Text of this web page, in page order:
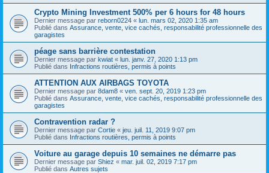
Crypto Mining Investment 500% per 6 hours for 48 hours
Dernier message par reborn0224 « lun. mars 02, 2020 1:35 am
Publié dans Assurance, vente, vice cachés, responsabilité professionnelle des
garagistes
péage sans barrière contestation
Dernier message par kwiat « lun. janv. 27, 2020 1:13 pm
Publié dans Infractions routières, permis à points
ATTENTION AUX AIRBAGS TOYOTA
Dernier message par 8dam8 « ven. sept. 20, 2019 1:23 pm
Publié dans Assurance, vente, vice cachés, responsabilité professionnelle des
garagistes
Contravention radar ?
Dernier message par Cortie « jeu. juil. 11, 2019 9:07 pm
Publié dans Infractions routières, permis à points
Voiture au garage depuis 10 semaines ne démarre pas
Dernier message par Shiez « mar. juil. 02, 2019 7:17 pm
Publié dans Autres sujets